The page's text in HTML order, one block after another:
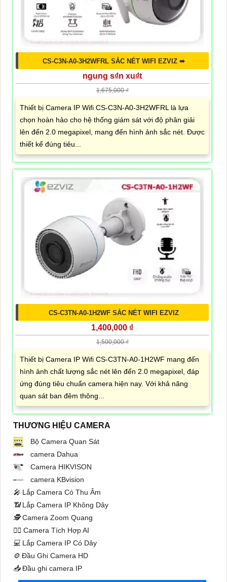
CS-C3N-A0-3H2WFRL SẮC NÉT WIFI EZVIZ ➠
ngung s₫n xu₫t
1,675,000 ₫
Thiết bị Camera IP Wifi CS-C3N-A0-3H2WFRL là lựa
chọn hoàn hảo cho hệ thống giám sát với độ phân giải
lên đến 2.0 megapixel, mang đến hình ảnh sắc nét. Được
thiết kế đúng tiêu...
CS-C3TN-A0-1H2WF SẮC NÉT WIFI EZVIZ
1,400,000 ₫
1,500,000 ₫
Thiết bị Camera IP Wifi CS-C3TN-A0-1H2WF mang đến
hình ảnh chất lượng sắc nét lên đến 2.0 megapixel, đáp
ứng đúng tiêu chuẩn camera hiện nay. Với khả năng
quan sát ban đêm thông...
THƯƠNG HIỆU CAMERA
Bộ Camera Quan Sát
camera Dahua
Camera HIKVISON
camera KBvision
️🎤️ Lắp Camera Có Thu Âm
📶Lắp Camera IP Không Dây
🕵️Camera Zoom Quang
🧛‍♀️ Camera Tích Hợp AI
💻 Lắp Camera IP Có Dây
⚙️ Đầu Ghi Camera HD
📥Đầu ghi camera IP